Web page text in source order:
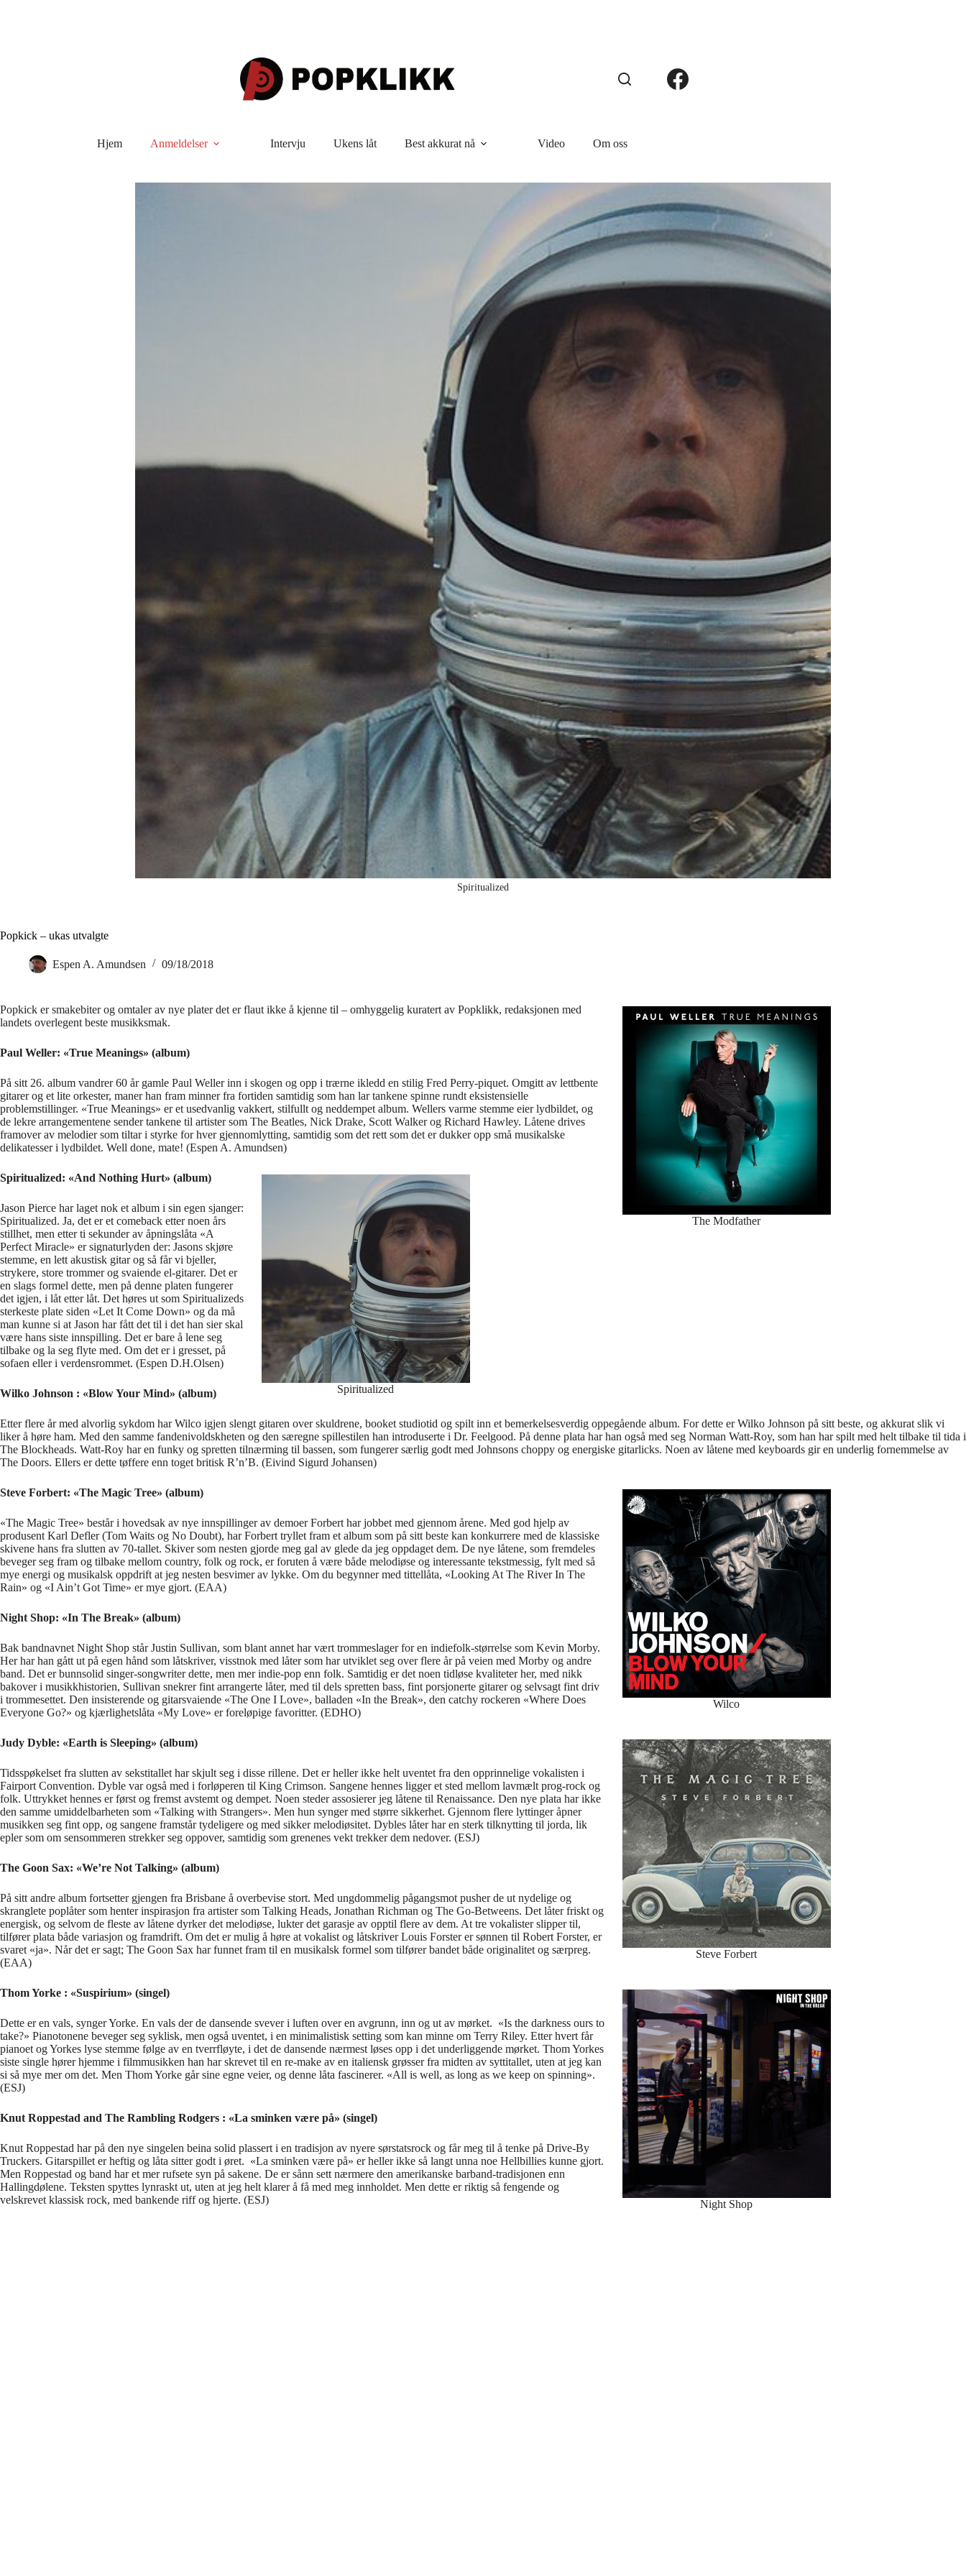
Hjem Anmeldelser Intervju Ukens låt Best akkurat nå Video Om oss
Spiritualized
Popkick – ukas utvalgte
Espen A. Amundsen 09/18/2018
The Modfather
Popkick er smakebiter og omtaler av nye plater det er flaut ikke å kjenne til – omhyggelig kuratert av Popklikk, redaksjonen med
landets overlegent beste musikksmak.
Paul Weller: «True Meanings» (album)
På sitt 26. album vandrer 60 år gamle Paul Weller inn i skogen og opp i trærne ikledd en stilig Fred Perry-piquet. Omgitt av lettbente
gitarer og et lite orkester, maner han fram minner fra fortiden samtidig som han lar tankene spinne rundt eksistensielle
problemstillinger. «True Meanings» er et usedvanlig vakkert, stilfullt og neddempet album. Wellers varme stemme eier lydbildet, og
de lekre arrangementene sender tankene til artister som The Beatles, Nick Drake, Scott Walker og Richard Hawley. Låtene drives
framover av melodier som tiltar i styrke for hver gjennomlytting, samtidig som det rett som det er dukker opp små musikalske
delikatesser i lydbildet. Well done, mate! (Espen A. Amundsen)
Spiritualized
Spiritualized: «And Nothing Hurt» (album)
Jason Pierce har laget nok et album i sin egen sjanger:
Spiritualized. Ja, det er et comeback etter noen års
stillhet, men etter ti sekunder av åpningslåta «A
Perfect Miracle» er signaturlyden der: Jasons skjøre
stemme, en lett akustisk gitar og så får vi bjeller,
strykere, store trommer og svaiende el-gitarer. Det er
en slags formel dette, men på denne platen fungerer
det igjen, i låt etter låt. Det høres ut som Spiritualizeds
sterkeste plate siden «Let It Come Down» og da må
man kunne si at Jason har fått det til i det han sier skal
være hans siste innspilling. Det er bare å lene seg
tilbake og la seg flyte med. Om det er i gresset, på
sofaen eller i verdensrommet. (Espen D.H.Olsen)
Wilko Johnson : «Blow Your Mind» (album)
Etter flere år med alvorlig sykdom har Wilco igjen slengt gitaren over skuldrene, booket studiotid og spilt inn et bemerkelsesverdig oppegående album. For dette er Wilko Johnson på sitt beste, og akkurat slik vi
liker å høre ham. Med den samme fandenivoldskheten og den særegne spillestilen han introduserte i Dr. Feelgood. På denne plata har han også med seg Norman Watt-Roy, som han har spilt med helt tilbake til tida i
The Blockheads. Watt-Roy har en funky og spretten tilnærming til bassen, som fungerer særlig godt med Johnsons choppy og energiske gitarlicks. Noen av låtene med keyboards gir en underlig fornemmelse av
The Doors. Ellers er dette tøffere enn toget britisk R’n’B. (Eivind Sigurd Johansen)
Wilco
Steve Forbert: «The Magic Tree» (album)
«The Magic Tree» består i hovedsak av nye innspillinger av demoer Forbert har jobbet med gjennom årene. Med god hjelp av
produsent Karl Defler (Tom Waits og No Doubt), har Forbert tryllet fram et album som på sitt beste kan konkurrere med de klassiske
skivene hans fra slutten av 70-tallet. Skiver som nesten gjorde meg gal av glede da jeg oppdaget dem. De nye låtene, som fremdeles
beveger seg fram og tilbake mellom country, folk og rock, er foruten å være både melodiøse og interessante tekstmessig, fylt med så
mye energi og musikalsk oppdrift at jeg nesten besvimer av lykke. Om du begynner med tittellåta, «Looking At The River In The
Rain» og «I Ain’t Got Time» er mye gjort. (EAA)
Night Shop: «In The Break» (album)
Bak bandnavnet Night Shop står Justin Sullivan, som blant annet har vært trommeslager for en indiefolk-størrelse som Kevin Morby.
Her har han gått ut på egen hånd som låtskriver, visstnok med låter som har utviklet seg over flere år på veien med Morby og andre
band. Det er bunnsolid singer-songwriter dette, men mer indie-pop enn folk. Samtidig er det noen tidløse kvaliteter her, med nikk
bakover i musikkhistorien, Sullivan snekrer fint arrangerte låter, med til dels spretten bass, fint porsjonerte gitarer og selvsagt fint driv
i trommesettet. Den insisterende og gitarsvaiende «The One I Love», balladen «In the Break», den catchy rockeren «Where Does
Everyone Go?» og kjærlighetslåta «My Love» er foreløpige favoritter. (EDHO)
Steve Forbert
Judy Dyble: «Earth is Sleeping» (album)
Tidsspøkelset fra slutten av sekstitallet har skjult seg i disse rillene. Det er heller ikke helt uventet fra den opprinnelige vokalisten i
Fairport Convention. Dyble var også med i forløperen til King Crimson. Sangene hennes ligger et sted mellom lavmælt prog-rock og
folk. Uttrykket hennes er først og fremst avstemt og dempet. Noen steder assosierer jeg låtene til Renaissance. Den nye plata har ikke
den samme umiddelbarheten som «Talking with Strangers». Men hun synger med større sikkerhet. Gjennom flere lyttinger åpner
musikken seg fint opp, og sangene framstår tydeligere og med sikker melodiøsitet. Dybles låter har en sterk tilknytting til jorda, lik
epler som om sensommeren strekker seg oppover, samtidig som grenenes vekt trekker dem nedover. (ESJ)
The Goon Sax: «We’re Not Talking» (album)
På sitt andre album fortsetter gjengen fra Brisbane å overbevise stort. Med ungdommelig pågangsmot pusher de ut nydelige og
skranglete poplåter som henter inspirasjon fra artister som Talking Heads, Jonathan Richman og The Go-Betweens. Det låter friskt og
energisk, og selvom de fleste av låtene dyrker det melodiøse, lukter det garasje av opptil flere av dem. At tre vokalister slipper til,
tilfører plata både variasjon og framdrift. Om det er mulig å høre at vokalist og låtskriver Louis Forster er sønnen til Robert Forster, er
svaret «ja». Når det er sagt; The Goon Sax har funnet fram til en musikalsk formel som tilfører bandet både originalitet og særpreg.
(EAA)
Night Shop
Thom Yorke : «Suspirium» (singel)
Dette er en vals, synger Yorke. En vals der de dansende svever i luften over en avgrunn, inn og ut av mørket. «Is the darkness ours to
take?» Pianotonene beveger seg syklisk, men også uventet, i en minimalistisk setting som kan minne om Terry Riley. Etter hvert får
pianoet og Yorkes lyse stemme følge av en tverrfløyte, i det de dansende nærmest løses opp i det underliggende mørket. Thom Yorkes
siste single hører hjemme i filmmusikken han har skrevet til en re-make av en italiensk grøsser fra midten av syttitallet, uten at jeg kan
si så mye mer om det. Men Thom Yorke går sine egne veier, og denne låta fascinerer. «All is well, as long as we keep on spinning».
(ESJ)
Knut Roppestad and The Rambling Rodgers : «La sminken være på» (singel)
Knut Roppestad har på den nye singelen beina solid plassert i en tradisjon av nyere sørstatsrock og får meg til å tenke på Drive-By
Truckers. Gitarspillet er heftig og låta sitter godt i øret. «La sminken være på» er heller ikke så langt unna noe Hellbillies kunne gjort.
Men Roppestad og band har et mer rufsete syn på sakene. De er sånn sett nærmere den amerikanske barband-tradisjonen enn
Hallingdølene. Teksten spyttes lynraskt ut, uten at jeg helt klarer å få med meg innholdet. Men dette er riktig så fengende og
velskrevet klassisk rock, med bankende riff og hjerte. (ESJ)